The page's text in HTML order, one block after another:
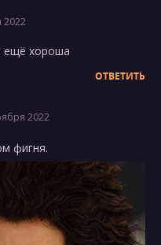
2022
ещё хороша
ОТВЕТИТЬ
2022
фигня.